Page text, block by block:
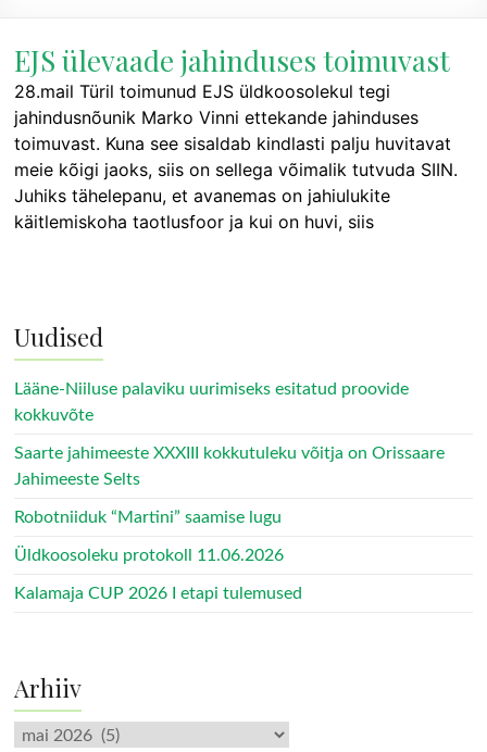
EJS ülevaade jahinduses toimuvast
28.mail Türil toimunud EJS üldkoosolekul tegi
jahindusnõunik Marko Vinni ettekande jahinduses
toimuvast. Kuna see sisaldab kindlasti palju huvitavat
meie kõigi jaoks, siis on sellega võimalik tutvuda SIIN.
Juhiks tähelepanu, et avanemas on jahiulukite
käitlemiskoha taotlusfoor ja kui on huvi, siis
Uudised
Lääne-Niiluse palaviku uurimiseks esitatud proovide
kokkuvõte
Saarte jahimeeste XXXIII kokkutuleku võitja on Orissaare
Jahimeeste Selts
Robotniiduk “Martini” saamise lugu
Üldkoosoleku protokoll 11.06.2026
Kalamaja CUP 2026 I etapi tulemused
Arhiiv
Arhiiv